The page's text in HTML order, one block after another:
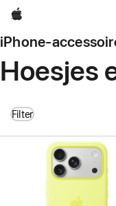
Apple
iPhone-
Hoesjes
Filter